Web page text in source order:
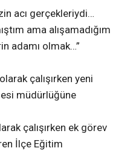
acı gerçekleriydi…
ama alışamadığım
adamı olmak…”
çalışırken yeni
müdürlüğüne
çalışırken ek görev
İlçe Eğitim